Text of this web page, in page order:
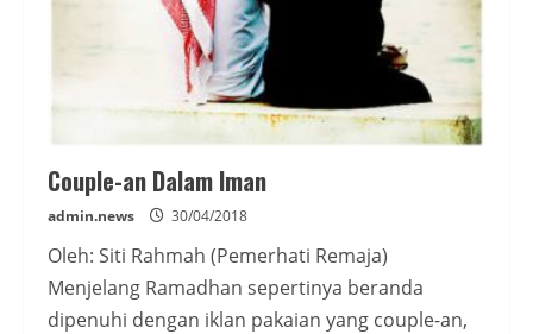
Couple-an Dalam Iman
admin.news 30/04/2018
Oleh: Siti Rahmah (Pemerhati Remaja)
Menjelang Ramadhan sepertinya beranda
dipenuhi dengan iklan pakaian yang couple-an,